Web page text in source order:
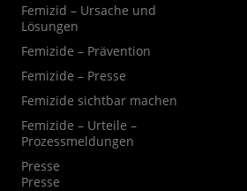
Femizid – Ursache und
Lösungen
Femizide – Prävention
Femizide – Presse
Femizide sichtbar machen
Femizide – Urteile –
Prozessmeldungen
Presse
Presse